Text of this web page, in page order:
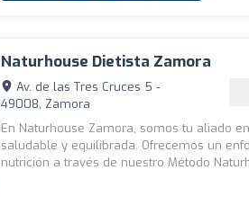
Naturhouse Dietista Zamora
Av. de las Tres Cruces 5 -
49008, Zamora
En Naturhouse Zamora, somos tu aliado
saludable y equilibrada. Ofrecemos un
nutrición a través de nuestro Método